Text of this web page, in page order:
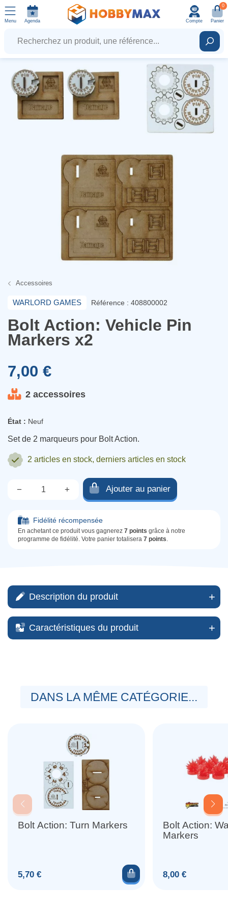
Menu Agenda Compte
0
Panier
Recherchez un produit, une référence...
Accessoires
WARLORD GAMES Référence : 408800002
Bolt Action: Vehicle Pin
Markers x2
7,00 €
2 accessoires
État : Neuf
Set de 2 marqueurs pour Bolt Action.
2 articles en stock, derniers articles en stock
− + Ajouter au panier
Fidélité récompensée
En achetant ce produit vous gagnerez 7 points grâce à notre
programme de fidélité. Votre panier totalisera 7 points.
Description du produit
Caractéristiques du produit
DANS LA MÊME CATÉGORIE...
Bolt Action: Turn Markers
Prix
5,70 € Ajouter au panier
Bolt Action:
Markers
Prix
8,00 €